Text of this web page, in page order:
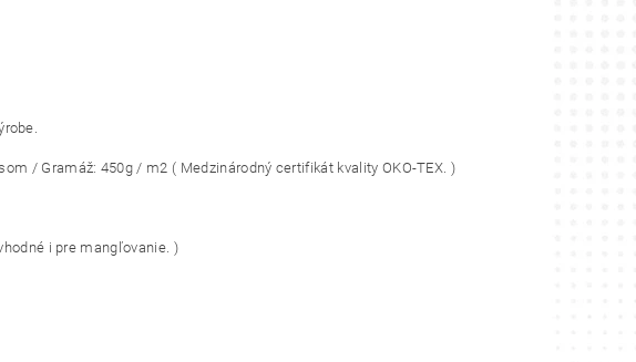
/ Gramáž: 450g / m2 ( Medzinárodný certifikát kvality OKO-TEX. )
i pre mangľovanie. )